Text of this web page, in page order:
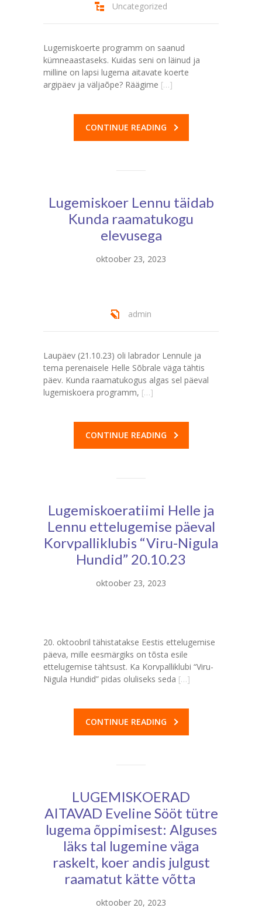
Uncategorized
Lugemiskoerte programm on saanud
kümneaastaseks. Kuidas seni on läinud ja
milline on lapsi lugema aitavate koerte
argipäev ja väljaõpe? Räägime […]
CONTINUE READING
Lugemiskoer Lennu täidab
Kunda raamatukogu
elevusega
oktoober 23, 2023
admin
Laupäev (21.10.23) oli labrador Lennule ja
tema perenaisele Helle Sõbrale väga tähtis
päev. Kunda raamatukogus algas sel päeval
lugemiskoera programm, […]
CONTINUE READING
Lugemiskoeratiimi Helle ja
Lennu ettelugemise päeval
Korvpalliklubis “Viru-Nigula
Hundid” 20.10.23
oktoober 23, 2023
20. oktoobril tähistatakse Eestis ettelugemise
päeva, mille eesmärgiks on tõsta esile
ettelugemise tähtsust. Ka Korvpalliklubi “Viru-
Nigula Hundid” pidas oluliseks seda […]
CONTINUE READING
LUGEMISKOERAD
AITAVAD Eveline Sööt tütre
lugema õppimisest: Alguses
läks tal lugemine väga
raskelt, koer andis julgust
raamatut kätte võtta
oktoober 20, 2023